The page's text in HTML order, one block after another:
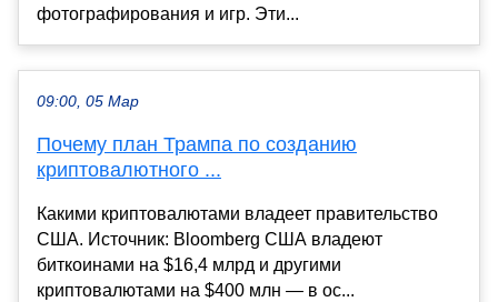
фотографирования и игр. Эти...
09:00, 05 Мар
Почему план Трампа по созданию
криптовалютного ...
Какими криптовалютами владеет правительство
США. Источник: Bloomberg США владеют
биткоинами на $16,4 млрд и другими
криптовалютами на $400 млн — в ос...